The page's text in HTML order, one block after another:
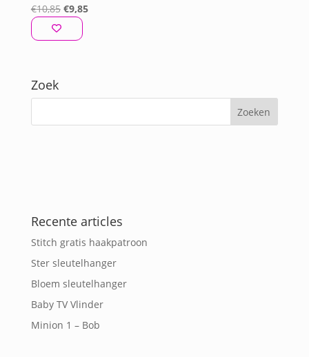
Gewaardeerd
5.00
uit 5
€10,85 Oorspronkelijke
prijs
was:
€9,85Huidige
Zoek
Recente articles
Stitch gratis haakpatroon
Ster sleutelhanger
Bloem sleutelhanger
Baby TV Vlinder
Minion 1 – Bob